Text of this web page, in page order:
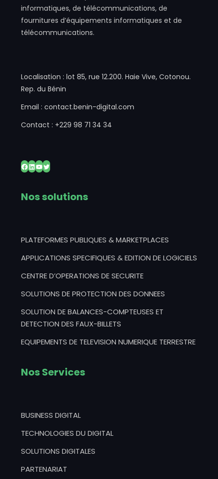
informatiques, de télécommunications, de
fournitures d’équipements informatiques et de
télécommunications.
Localisation : lot 85, rue 12.200. Haie Vive, Cotonou.
Rep. du Bénin
Email : contact.benin-digital.com
Contact : +229 98 71 34 34
Nos solutions
PLATEFORMES PUBLIQUES & MARKETPLACES
APPLICATIONS SPECIFIQUES & EDITION DE LOGICIELS
CENTRE D’OPERATIONS DE SECURITE
SOLUTIONS DE PROTECTION DES DONNEES
SOLUTION DE BALANCES-COMPTEUSES ET
DETECTION DES FAUX-BILLETS
EQUIPEMENTS DE TELEVISION NUMERIQUE TERRESTRE
Nos Services
BUSINESS DIGITAL
TECHNOLOGIES DU DIGITAL
SOLUTIONS DIGITALES
PARTENARIAT